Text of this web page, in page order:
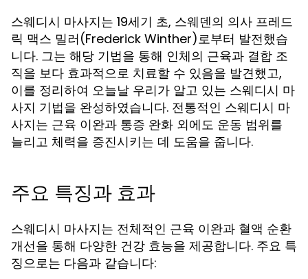
스웨디시 마사지는 19세기 초, 스웨덴의 의사 프레드
릭 맥스 밀러(Frederick Winther)로부터 발전했습
니다. 그는 해당 기법을 통해 인체의 근육과 결합 조
직을 보다 효과적으로 치료할 수 있음을 발견했고,
이를 정리하여 오늘날 우리가 알고 있는 스웨디시 마
사지 기법을 완성하였습니다. 전통적인 스웨디시 마
사지는 근육 이완과 통증 완화 외에도 운동 범위를
늘리고 체력을 증진시키는 데 도움을 줍니다.
주요 특징과 효과
스웨디시 마사지는 전체적인 근육 이완과 혈액 순환
개선을 통해 다양한 건강 효능을 제공합니다. 주요 특
징으로는 다음과 같습니다: